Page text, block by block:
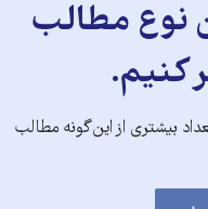
نوع مطالب
کنیم.
بیشتری از این‌گونه مطالب